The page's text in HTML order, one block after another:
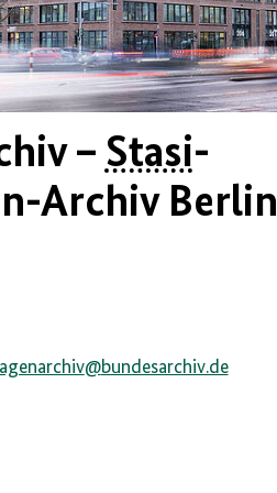
– Stasi-
Archiv Berlin
@bundesarchiv.de